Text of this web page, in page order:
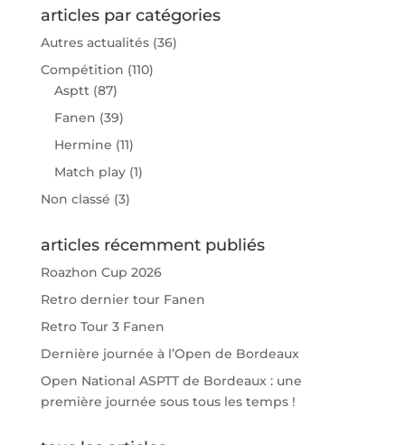
articles par catégories
Autres actualités(36)
Compétition (110)
Asptt(87)
Fanen (39)
Hermine (11)
Match play(1)
Non classé (3)
articles récemment publiés
Roazhon Cup 2026
Retro dernier tour Fanen
Retro Tour 3 Fanen
Dernière journée à l’Open de Bordeaux
Open National ASPTT de Bordeaux : une
première journée sous tous les temps !